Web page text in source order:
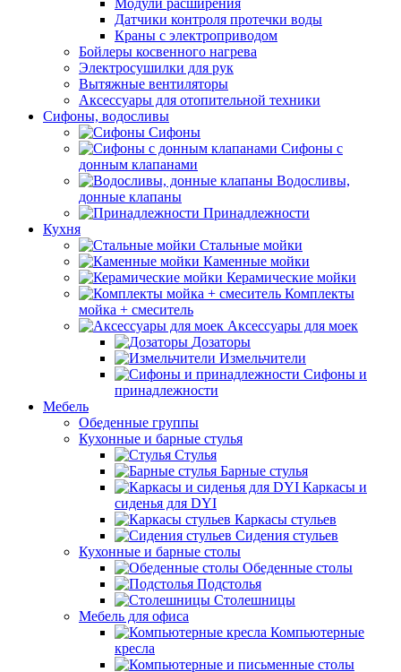
Модули расширения
Датчики контроля протечки воды
Краны с электроприводом
Бойлеры косвенного нагрева
Электросушилки для рук
Вытяжные вентиляторы
Аксессуары для отопительной техники
Сифоны, водосливы
Сифоны
Сифоны с
донным клапанами
Водосливы,
донные клапаны
Принадлежности
Кухня
Стальные мойки
Каменные мойки
Керамические мойки
Комплекты
мойка + смеситель
Аксессуары для моек
Дозаторы
Измельчители
Сифоны и
принадлежности
Мебель
Обеденные группы
Кухонные и барные стулья
Стулья
Барные стулья
Каркасы и
сиденья для DYI
Каркасы стульев
Сидения стульев
Кухонные и барные столы
Обеденные столы
Подстолья
Столешницы
Мебель для офиса
Компьютерные
кресла